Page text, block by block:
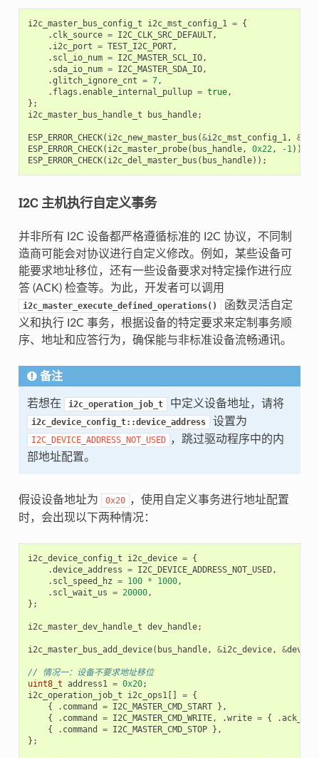
i2c_master_bus_config_t i2c_mst_config_1 = {
. clk_source = I2C_CLK_SRC_DEFAULT,
. i2c_port = TEST_I2C_PORT,
. scl_io_num = I2C_MASTER_SCL_IO,
. sda_io_num = I2C_MASTER_SDA_IO,
.glitch_ignore_cnt = 7,
. flags .enable_internal_pullup = true,
};
i2c_master_bus_handle_t
bus_handle;
ESP_ERROR_CHECK( i2c_new_master_bus (&i2c_mst_config_1, &
ESP_ERROR_CHECK( i2c_master_probe( bus_handle, 0x22, -1));
ESP_ERROR_CHECK( i2c_del_master_bus ( bus_handle));
I2C 主机执行自定义事务
并非所有 I2C 设备都严格遵循标准的 I2C 协议，不同制
造商可能会对协议进行自定义修改。例如，某些设备可
能要求地址移位，还有一些设备要求对特定操作进行应
答 (ACK) 检查等。为此，开发者可以调用
i2c_master_execute_defined_operations()
函数灵活自定
义和执行 I2C 事务，根据设备的特定要求来定制事务顺
序、地址和应答行为，确保能与非标准设备流畅通讯。
备注
若想在 i2c_operation_job_t 中定义设备地址，请将
i2c_device_config_t::device_address 设置为
I2C_DEVICE_ADDRESS_NOT_USED ，跳过驱动程序中的内
部地址配置。
假设设备地址为 0x20 ，使用自定义事务进行地址配置
时，会出现以下两种情况：
i2c_device_config_t i2c_device = {
.device_address = I2C_DEVICE_ADDRESS_NOT_USED,
. scl_speed_hz = 100 * 1000,
. scl_wait_us = 20000,
};
i2c_master_dev_handle_t dev_handle;
i2c_master_bus_add_device( bus_handle, &i2c_device, &
// 情况一：设备不要求地址移位
uint8_t address1 = 0x20;
i2c_operation_job_t
i2c_ops1[] = {
{
. command = I2C_MASTER_CMD_START
},
{
. command = I2C_MASTER_CMD_WRITE, .write = { .
{
. command = I2C_MASTER_CMD_STOP
},
};